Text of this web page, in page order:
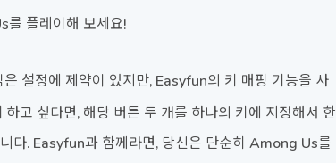
플레이해 보세요!
설정에 제약이 있지만, Easyfun의 키 매핑 기능을 사
고 싶다면, 해당 버튼 두 개를 하나의 키에 지정해서 한
다. Easyfun과 함께라면, 당신은 단순히 Among Us를